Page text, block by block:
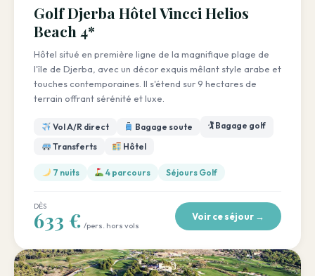
Golf Djerba Hôtel Vincci Helios
Beach 4*
Hôtel situé en première ligne de la magnifique plage de
l'île de Djerba, avec un décor exquis mêlant style arabe et
touches contemporaines. Il s'étend sur 9 hectares de
terrain offrant sérénité et luxe.
Vol A/R direct Bagage soute
🏌️ Bagage golf
Transferts
Hôtel
7 nuits 4 parcours Séjours Golf
DÈS
633 € /pers. hors vols
Voir ce séjour →